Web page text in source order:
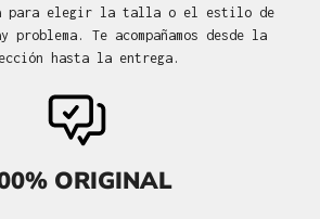
para elegir la talla o el estilo de
problema. Te acompañamos desde la
hasta la entrega.
ORIGINAL